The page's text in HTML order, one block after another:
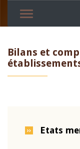
Bilans et
Etats